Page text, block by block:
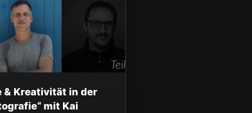
& Kreativität in der
mit Kai